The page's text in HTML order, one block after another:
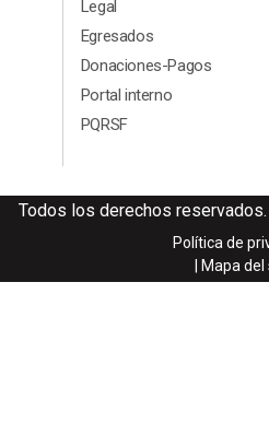
Legal
Egresados
Donaciones-Pagos
Portal interno
PQRSF
Todos los derechos
Política de
| Mapa